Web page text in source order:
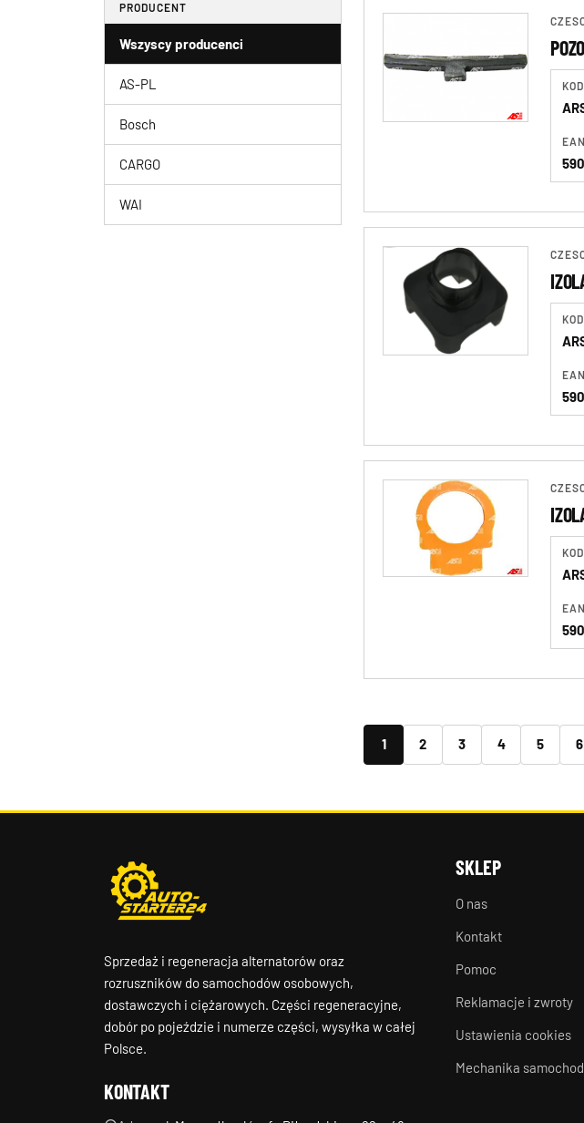
KOD
EAN
KOD
EAN
KOD
EAN
1 2 3 4 5 6
PRODUCENT
Wszyscy producenci
AS-PL
Bosch
CARGO
WAI
Sprzedaż i regeneracja alternatorów oraz
rozruszników do samochodów osobowych,
dostawczych i ciężarowych. Części regeneracyjne,
dobór po pojeździe i numerze części, wysyłka w całej
Polsce.
KONTAKT
SKLEP
O nas
Kontakt
Pomoc
Reklamacje i zwroty
Ustawienia cookies
Mechanika